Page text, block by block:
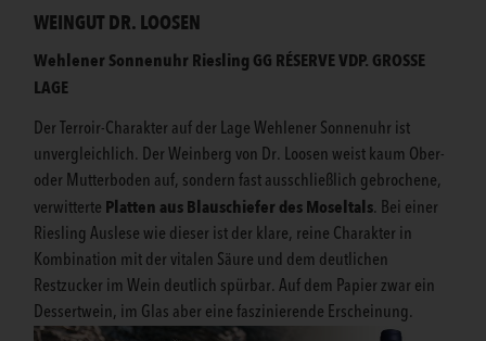
WEINGUT DR. LOOSEN
Wehlener Sonnenuhr Riesling GG RÉSERVE VDP. GROSSE
LAGE
Der Terroir-Charakter auf der Lage Wehlener Sonnenuhr ist
unvergleichlich. Der Weinberg von Dr. Loosen weist kaum Ober-
oder Mutterboden auf, sondern fast ausschließlich gebrochene,
verwitterte Platten aus Blauschiefer des Moseltals. Bei einer
Riesling Auslese wie dieser ist der klare, reine Charakter in
Kombination mit der vitalen Säure und dem deutlichen
Restzucker im Wein deutlich spürbar. Auf dem Papier zwar ein
Dessertwein, im Glas aber eine faszinierende Erscheinung.